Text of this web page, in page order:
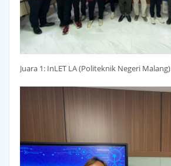
Juara 1: InLET LA (Politeknik Negeri Malang)